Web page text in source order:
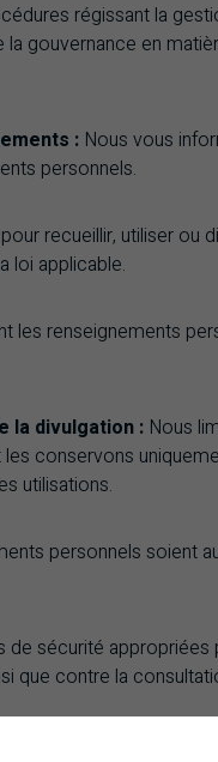
régissant la
gouvernance en
: Nous vous
personnels.
recueillir, utiliser ou
loi applicable.
les renseignements
la divulgation : Nous
conservons
utilisations.
personnels soient
de sécurité
que contre la